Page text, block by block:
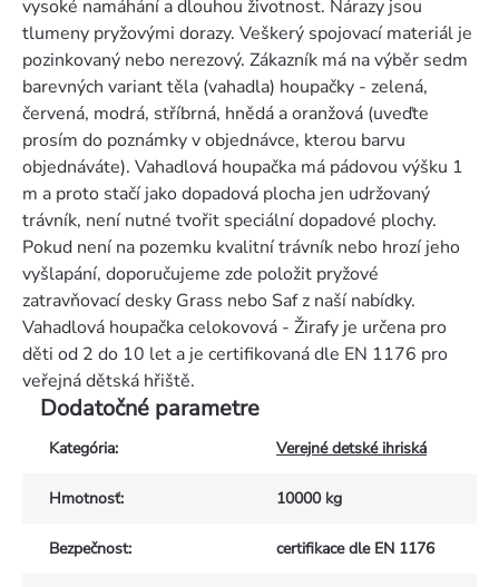
vysoké namáhání a dlouhou životnost. Nárazy jsou
tlumeny pryžovými dorazy. Veškerý spojovací materiál je
pozinkovaný nebo nerezový. Zákazník má na výběr sedm
barevných variant těla (vahadla) houpačky - zelená,
červená, modrá, stříbrná, hnědá a oranžová (uveďte
prosím do poznámky v objednávce, kterou barvu
objednáváte). Vahadlová houpačka má pádovou výšku 1
m a proto stačí jako dopadová plocha jen udržovaný
trávník, není nutné tvořit speciální dopadové plochy.
Pokud není na pozemku kvalitní trávník nebo hrozí jeho
vyšlapání, doporučujeme zde položit pryžové
zatravňovací desky Grass nebo Saf z naší nabídky.
Vahadlová houpačka celokovová - Žirafy je určena pro
děti od 2 do 10 let a je certifikovaná dle EN 1176 pro
veřejná dětská hřiště.
Dodatočné parametre
Kategória: Verejné detské ihriská
Hmotnosť: 10000 kg
Bezpečnost: certifikace dle EN 1176